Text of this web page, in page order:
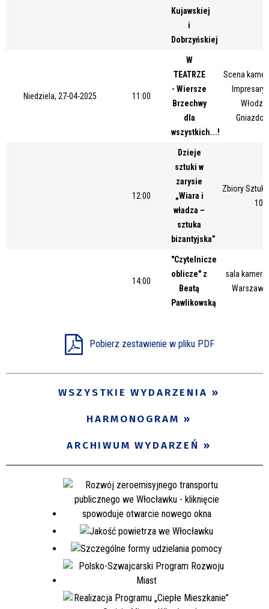
Kujawskiej
i
Dobrzyńskiej
Niedziela, 27-04-2025 11:00
W
TEATRZE
- Wiersze
Brzechwy
dla
wszystkich...!
Scena
12:00
Dzieje
sztuki w
zarysie
„Wiara i
władza –
sztuka
bizantyjska”
Zbiory
10/
14:00
"Czytelnicze
oblicze" z
Beatą
Pawlikowską
sala
Pobierz zestawienie w pliku PDF
WSZYSTKIE WYDARZENIA
HARMONOGRAM
ARCHIWUM WYDARZEŃ